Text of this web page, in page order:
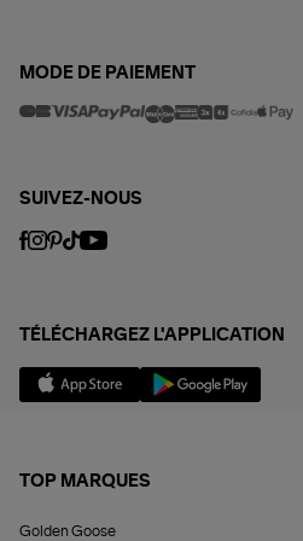
MODE DE PAIEMENT
SUIVEZ-NOUS
TÉLÉCHARGEZ L'APPLICATION
TOP MARQUES
Golden Goose